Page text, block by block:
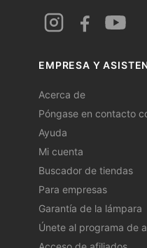
EMPRESA Y
Acerca de
Póngase en contacto
Ayuda
Mi cuenta
Buscador de tiendas
Para empresas
Garantía de la lámpara
Únete al programa de